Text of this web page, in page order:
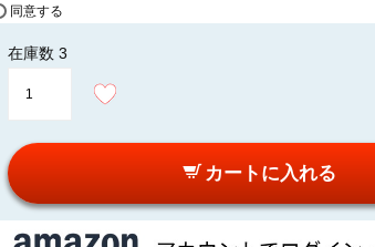
同意する
在庫数 3
カートに入れる